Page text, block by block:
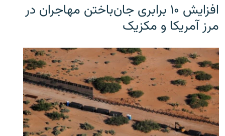
افزایش ۱۰ برابری جان‌باختن مهاجران در
مرز آمریکا و مکزیک